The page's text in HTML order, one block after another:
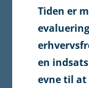
Tiden er
en
evne til at